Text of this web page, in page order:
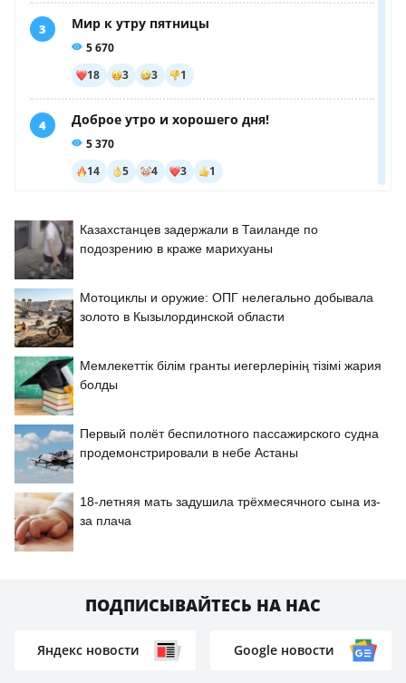
Казахстанцев задержали в Таиланде по
подозрению в краже марихуаны
Мотоциклы и оружие: ОПГ нелегально добывала
золото в Кызылординской области
Мемлекеттік білім гранты иегерлерінің тізімі жария
болды
Первый полёт беспилотного пассажирского судна
продемонстрировали в небе Астаны
18-летняя мать задушила трёхмесячного сына из-
за плача
ПОДПИСЫВАЙТЕСЬ НА НАС
Яндекс новости Google новости